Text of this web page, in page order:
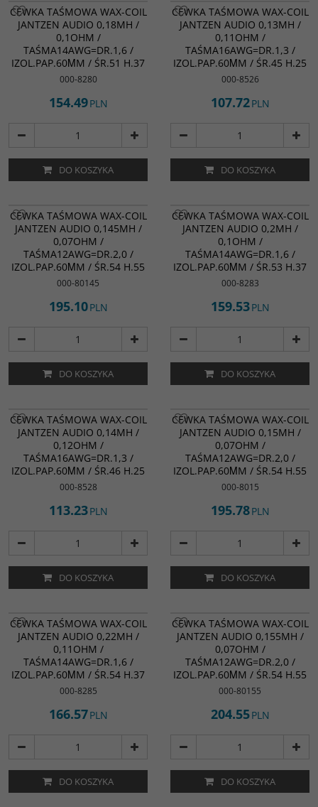
CEWKA TAŚMOWA WAX-COIL
JANTZEN AUDIO 0,18MH /
0,1OHM /
TAŚMA14AWG=DR.1,6 /
IZOL.PAP.60ΜM / ŚR.51 H.37
000-8280
154.49PLN
DO KOSZYKA
CEWKA TAŚMOWA WAX-COIL
JANTZEN AUDIO 0,13MH /
0,11OHM /
TAŚMA16AWG=DR.1,3 /
IZOL.PAP.60ΜM / ŚR.45 H.25
000-8526
107.72PLN
DO KOSZYKA
CEWKA TAŚMOWA WAX-COIL
JANTZEN AUDIO 0,145MH /
0,07OHM /
TAŚMA12AWG=DR.2,0 /
IZOL.PAP.60ΜM / ŚR.54 H.55
000-80145
195.10PLN
DO KOSZYKA
CEWKA TAŚMOWA WAX-COIL
JANTZEN AUDIO 0,2MH /
0,1OHM /
TAŚMA14AWG=DR.1,6 /
IZOL.PAP.60ΜM / ŚR.53 H.37
000-8283
159.53PLN
DO KOSZYKA
CEWKA TAŚMOWA WAX-COIL
JANTZEN AUDIO 0,14MH /
0,12OHM /
TAŚMA16AWG=DR.1,3 /
IZOL.PAP.60ΜM / ŚR.46 H.25
000-8528
113.23PLN
DO KOSZYKA
CEWKA TAŚMOWA WAX-COIL
JANTZEN AUDIO 0,15MH /
0,07OHM /
TAŚMA12AWG=DR.2,0 /
IZOL.PAP.60ΜM / ŚR.54 H.55
000-8015
195.78PLN
DO KOSZYKA
CEWKA TAŚMOWA WAX-COIL
JANTZEN AUDIO 0,22MH /
0,11OHM /
TAŚMA14AWG=DR.1,6 /
IZOL.PAP.60ΜM / ŚR.54 H.37
000-8285
166.57PLN
DO KOSZYKA
CEWKA TAŚMOWA WAX-COIL
JANTZEN AUDIO 0,155MH /
0,07OHM /
TAŚMA12AWG=DR.2,0 /
IZOL.PAP.60ΜM / ŚR.54 H.55
000-80155
204.55PLN
DO KOSZYKA